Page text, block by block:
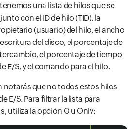
una lista de hilos que se
con el ID de hilo (TID), la
(usuario) del hilo, el ancho
del disco, el porcentaje de
el porcentaje de tiempo
E/S, y el comando para el hilo.
notarás que no todos estos hilos
E/S. Para filtrar la lista para
utiliza la opción O u Only: